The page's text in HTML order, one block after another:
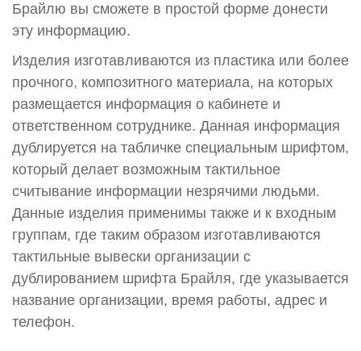
Брайлю вы сможете в простой форме донести
эту информацию.
Изделия изготавливаются из пластика или более
прочного, композитного материала, на которых
размещается информация о кабинете и
ответственном сотруднике. Данная информация
дублируется на табличке специальным шрифтом,
который делает возможным тактильное
считывание информации незрячими людьми.
Данные изделия применимы также и к входным
группам, где таким образом изготавливаются
тактильные вывески организации с
дублированием шрифта Брайля, где указывается
название организации, время работы, адрес и
телефон.